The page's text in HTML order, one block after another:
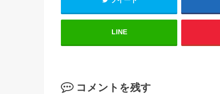
LINE
コメントを残す